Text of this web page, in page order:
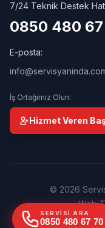
7/24 Teknik Destek
0850 480
E-posta:
İş Ortağımız Olun:
Hizmet Veren
© 2026 Servis
Web
Kullanım Şartları
SERVISI ARA
0850 480 67 70